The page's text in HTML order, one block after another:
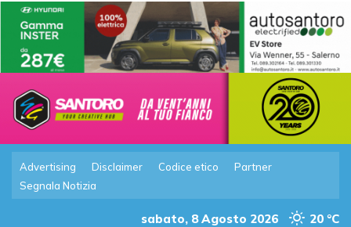
Advertising Disclaimer Codice etico
Partner
Segnala Notizia
sabato, 8 Agosto 2026 20 °C